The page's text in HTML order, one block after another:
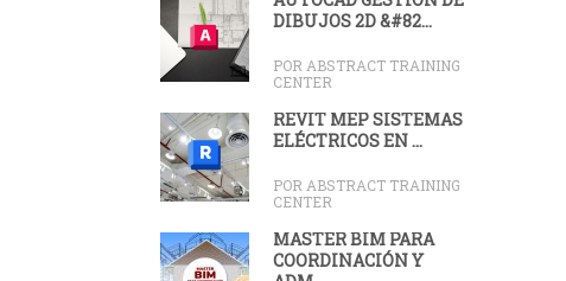
DIBUJOS 2D &#82...
POR ABSTRACT TRAINING
CENTER
REVIT MEP SISTEMAS
ELÉCTRICOS EN ...
POR ABSTRACT TRAINING
CENTER
MASTER BIM PARA
COORDINACIÓN Y